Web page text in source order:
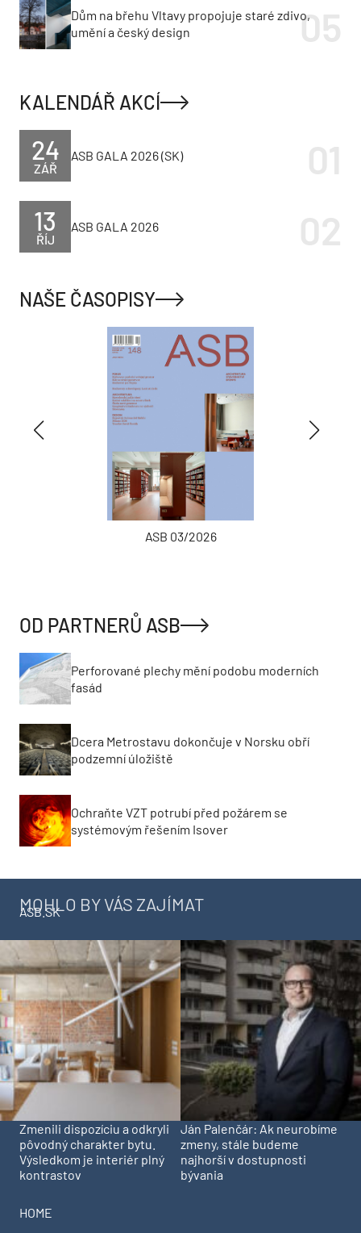
Dům na břehu Vltavy propojuje staré zdivo,
umění a český design
KALENDÁŘ AKCÍ
ZÁŘ
24 ASB GALA 2026 (SK)
ŘÍJ
13 ASB GALA 2026
NAŠE ČASOPISY
ASB 03/2026
OD PARTNERŮ ASB
Perforované plechy mění podobu moderních
fasád
Dcera Metrostavu dokončuje v Norsku obří
podzemní úložiště
Ochraňte VZT potrubí před požárem se
systémovým řešením Isover
MOHLO BY VÁS ZAJÍMAT
ASB.SK
Zmenili dispozíciu a odkryli
pôvodný charakter bytu.
Výsledkom je interiér plný
kontrastov
Ján Palenčár: Ak neurobíme
zmeny, stále budeme
najhorší v dostupnosti
bývania
HOME